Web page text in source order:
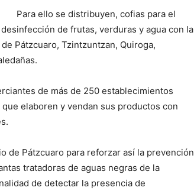
Para ello se distribuyen, cofias para el
de frutas, verduras y agua con la
Pátzcuaro, Tzintzuntzan, Quiroga,
de más de 250 establecimientos
elaboren y vendan sus productos con
de Pátzcuaro para reforzar así la prevención
tratadoras de aguas negras de la
de detectar la presencia de